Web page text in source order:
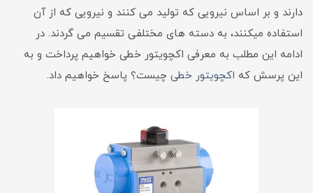
دارند و بر اساس نیرویی که تولید می کنند و نیرویی که از آن
استفاده میکنند، به دسته های مختلفی تقسیم می گردند. در
ادامه این مطلب به معرفی اکچویتور خطی خواهیم پرداخت و به
این پرسش که اکچویتور خطی چیست؟ پاسخ خواهیم داد.